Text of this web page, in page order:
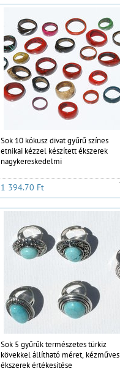
Sok 10 kókusz divat gyűrű színes
etnikai kézzel készített ékszerek
nagykereskedelmi
1 394.70 Ft
Sok 5 gyűrűk természetes türkiz
kövekkel állítható méret, kézműves
ékszerek értékesítése